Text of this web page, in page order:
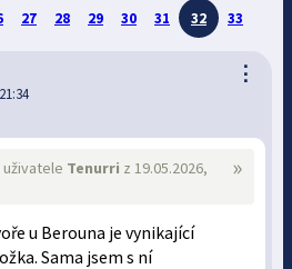
27 28 29 30 31 32 33
⋮
»
Tenurri z 19.05.2026,
u Berouna je vynikající
Sama jsem s ní